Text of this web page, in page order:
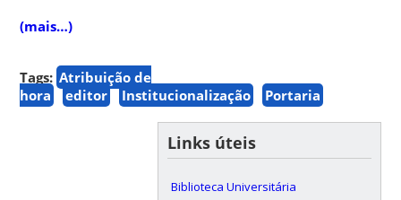
(mais…)
Tags: Atribuição de
hora
editor Institucionalização Portaria
Links úteis
Biblioteca Universitária